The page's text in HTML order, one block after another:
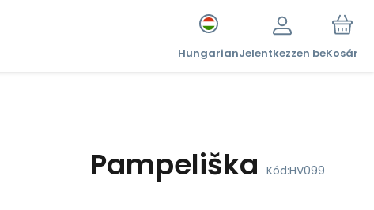
HungarianJelentkezzen beKosár
Pampeliška Kód:HV099